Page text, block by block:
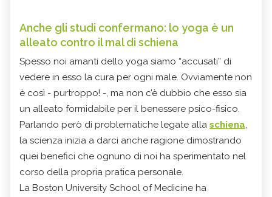
Anche gli studi confermano: lo yoga è un
alleato contro il mal di schiena
Spesso noi amanti dello yoga siamo “accusati” di
vedere in esso la cura per ogni male. Ovviamente non
è così - purtroppo! -, ma non c’è dubbio che esso sia
un alleato formidabile per il benessere psico-fisico.
Parlando però di problematiche legate alla schiena,
la scienza inizia a darci anche ragione dimostrando
quei benefici che ognuno di noi ha sperimentato nel
corso della propria pratica personale.
La Boston University School of Medicine ha